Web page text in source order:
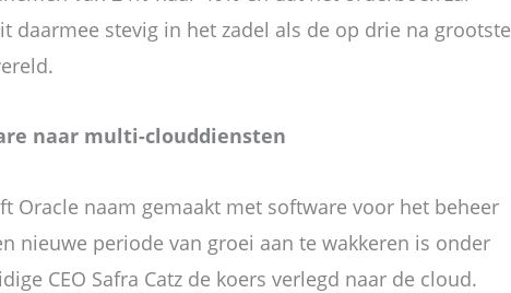
daarmee stevig in het zadel als de op drie na grootste
naar multi-clouddiensten
Oracle naam gemaakt met software voor het beheer
nieuwe periode van groei aan te wakkeren is onder
CEO Safra Catz de koers verlegd naar de cloud.